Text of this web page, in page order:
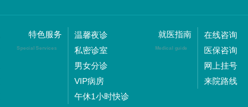
特色服务
Special Services
温馨夜诊
私密诊室
男女分诊
VIP病房
午休1小时快诊
就医指南
Medical guide
在线咨询
医保咨询
网上挂号
来院路线